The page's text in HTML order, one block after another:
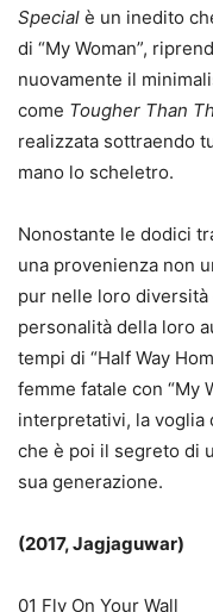
Special è un inedito
di “My Woman”,
nuovamente il
come Tougher Than
realizzata sottraendo
mano lo scheletro.
Nonostante le dodici
una provenienza non
pur nelle loro
personalità della loro
tempi di “Half Way
femme fatale con “My
interpretativi, la voglia
che è poi il segreto di
sua generazione.
(2017, Jagjaguwar)
01 Fly On Your Wall